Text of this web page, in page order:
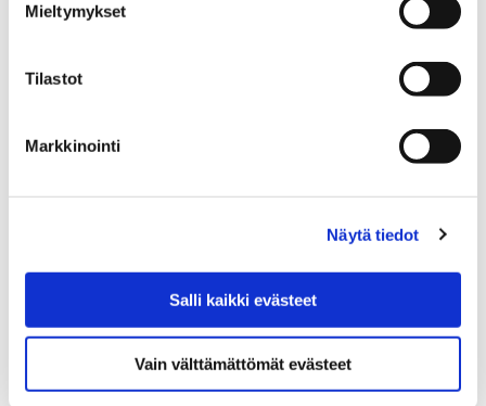
Mieltymykset
Tilastot
Markkinointi
Näytä tiedot
Salli kaikki evästeet
Vain välttämättömät evästeet
Etusivu
Rakentaminen
Rakennusvalvonta
Mikä on muuttunut luvan hakemisessa?